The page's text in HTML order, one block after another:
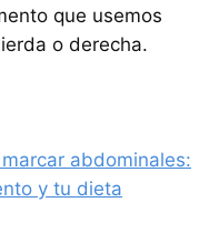
que usemos
o derecha.
abdominales:
y tu dieta